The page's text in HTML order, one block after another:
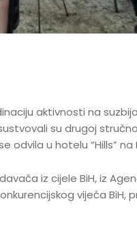
aktivnosti na
su drugoj
odvila u hotelu “Hills” na
iz cijele BiH, iz
vijeća BiH,